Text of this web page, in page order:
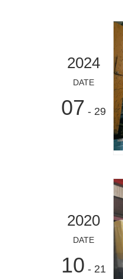
2024
DATE
07 - 29
2020
DATE
10 - 21